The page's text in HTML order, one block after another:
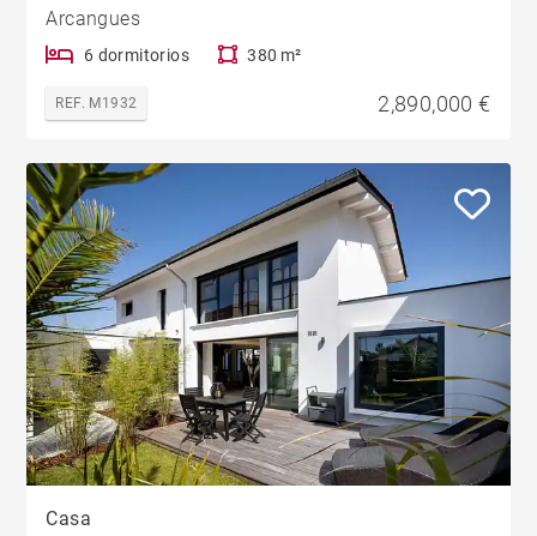
Arcangues
6 dormitorios 380 m²
REF. M1932 2,890,000 €
Casa